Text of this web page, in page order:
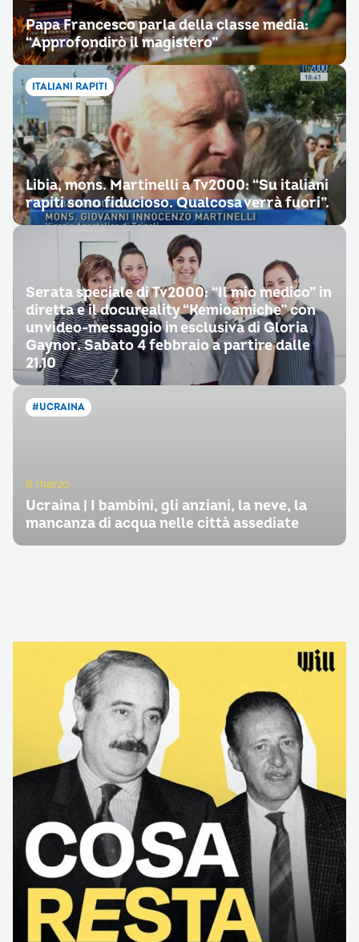
Papa Francesco parla della classe media:
“Approfondirò il magistero”
ITALIANI RAPITI
Libia, mons. Martinelli a Tv2000: “Su italiani
rapiti sono fiducioso. Qualcosa verrà fuori”.
Serata speciale di Tv2000: “Il mio medico” in
diretta e il docureality “Kemioamiche” con
un video-messaggio in esclusiva di Gloria
Gaynor. Sabato 4 febbraio a partire dalle
21.10
#UCRAINA
8 marzo
Ucraina | I bambini, gli anziani, la neve, la
mancanza di acqua nelle città assediate